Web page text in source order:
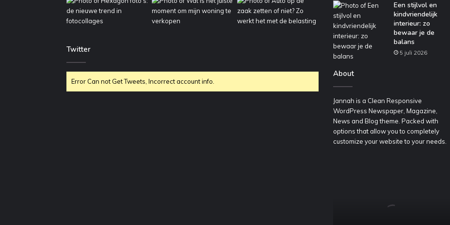
Twitter
Error Can not Get Tweets, Incorrect account info.
Een stijlvol en
kindvriendelijk
interieur: zo
bewaar je de
balans
5 juli 2026
About
Jannah is a Clean Responsive
WordPress Newspaper, Magazine,
News and Blog theme. Packed with
options that allow you to completely
customize your website to your needs.